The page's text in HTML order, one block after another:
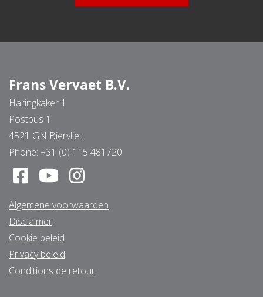
Frans Vervaet B.V.
Haringkaker 1
Postbus 1
4521 GN Biervliet
Phone: +31 (0) 115 481720
Algemene voorwaarden
Disclaimer
Cookie beleid
Privacy beleid
Conditions de retour